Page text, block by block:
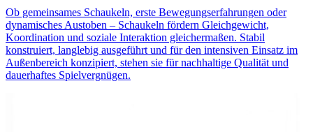
Ob gemeinsames Schaukeln, erste Bewegungserfahrungen oder
dynamisches Austoben – Schaukeln fördern Gleichgewicht,
Koordination und soziale Interaktion gleichermaßen. Stabil
konstruiert, langlebig ausgeführt und für den intensiven Einsatz im
Außenbereich konzipiert, stehen sie für nachhaltige Qualität und
dauerhaftes Spielvergnügen.